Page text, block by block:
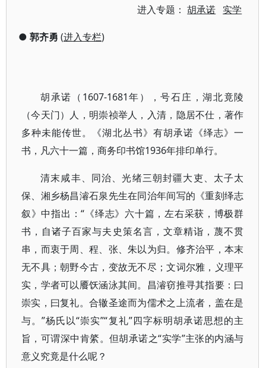
进入专题：胡承诺 实学
● 郭齐勇 (进入专栏)
胡承诺（1607-1681年），号石庄，湖北竟陵
（今天门）人，明崇祯举人，入清，隐居不仕，著作
多种未能传世。《湖北丛书》有胡承诺《绎志》一
书，凡六十一篇，商务印书馆1936年排印单行。
清末咸丰、同治、光绪三朝封疆大吏、太子太
保、湘乡杨昌濬石泉先生在同治年间写的《重刻绎志
叙》中指出：“《绎志》六十篇，左右采获，博极群
书，自诸子百家与夫史策名言，文章精诣，蔑不贯
串，而衷于周、程、张、朱以为归。修齐治平，本末
无不具；朝野今古，变故无不尽；文词尔雅，义理平
实，学者可以餍饫涵泳其间。昌濬窃推寻其指要：曰
崇实，曰复礼。合辙圣途而为儒术之上流者，盖在是
与。”杨氏以“崇实”“复礼”四字标明胡承诺思想的主
旨，可谓深中肯綮。但胡承诺之“实学”主张的内涵与
意义究竟是什么呢？